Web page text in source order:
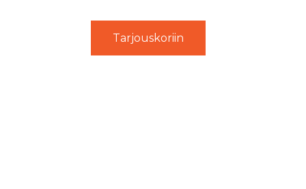
Tarjouskoriin